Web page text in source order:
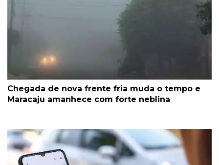
Chegada de nova frente fria muda o tempo e
Maracaju amanhece com forte neblina